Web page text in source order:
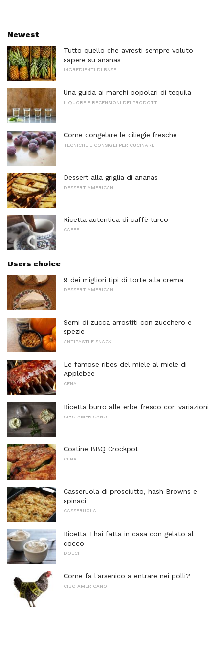
Newest
Tutto quello che avresti sempre voluto
sapere su ananas
INGREDIENTI DI BASE
Una guida ai marchi popolari di tequila
LIQUORE E RECENSIONI DEI PRODOTTI
Come congelare le ciliegie fresche
TECNICHE E CONSIGLI PER CUCINARE
Dessert alla griglia di ananas
DESSERT AMERICANI
Ricetta autentica di caffè turco
CAFFÈ
Users choice
9 dei migliori tipi di torte alla crema
DESSERT AMERICANI
Semi di zucca arrostiti con zucchero e
spezie
ANTIPASTI E SNACK
Le famose ribes del miele al miele di
Applebee
CENA
Ricetta burro alle erbe fresco con variazioni
CIBO AMERICANO
Costine BBQ Crockpot
CENA
Casseruola di prosciutto, hash Browns e
spinaci
CASSERUOLA
Ricetta Thai fatta in casa con gelato al
cocco
DOLCI
Come fa l'arsenico a entrare nei polli?
CIBO AMERICANO